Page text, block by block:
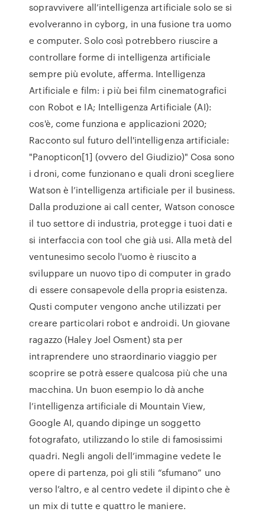
sopravvivere all’intelligenza artificiale solo se si
evolveranno in cyborg, in una fusione tra uomo
e computer. Solo così potrebbero riuscire a
controllare forme di intelligenza artificiale
sempre più evolute, afferma. Intelligenza
Artificiale e film: i più bei film cinematografici
con Robot e IA; Intelligenza Artificiale (AI):
cos'è, come funziona e applicazioni 2020;
Racconto sul futuro dell'intelligenza artificiale:
"Panopticon[1] (ovvero del Giudizio)" Cosa sono
i droni, come funzionano e quali droni scegliere
Watson è l’intelligenza artificiale per il business.
Dalla produzione ai call center, Watson conosce
il tuo settore di industria, protegge i tuoi dati e
si interfaccia con tool che già usi. Alla metà del
ventunesimo secolo l'uomo è riuscito a
sviluppare un nuovo tipo di computer in grado
di essere consapevole della propria esistenza.
Qusti computer vengono anche utilizzati per
creare particolari robot e androidi. Un giovane
ragazzo (Haley Joel Osment) sta per
intraprendere uno straordinario viaggio per
scoprire se potrà essere qualcosa più che una
macchina. Un buon esempio lo dà anche
l’intelligenza artificiale di Mountain View,
Google AI, quando dipinge un soggetto
fotografato, utilizzando lo stile di famosissimi
quadri. Negli angoli dell’immagine vedete le
opere di partenza, poi gli stili “sfumano” uno
verso l’altro, e al centro vedete il dipinto che è
un mix di tutte e quattro le maniere.